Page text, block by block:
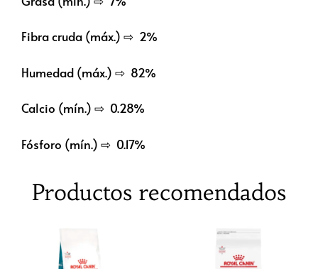
Fibra cruda (máx.) ⇨ 2%
Humedad (máx.) ⇨ 82%
Calcio (mín.) ⇨ 0.28%
Fósforo (mín.) ⇨ 0.17%
Productos recomendados